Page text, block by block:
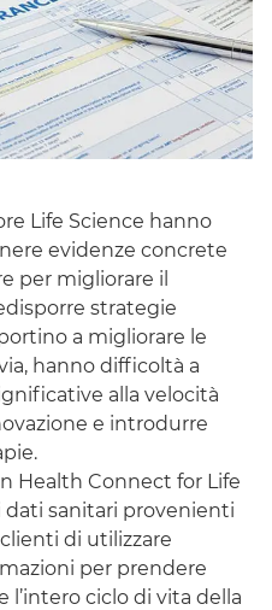
Life Science hanno
evidenze concrete
per migliorare il
strategie
a migliorare le
hanno difficoltà a
alla velocità
e introdurre
Health Connect for Life
dati sanitari provenienti
di utilizzare
per prendere
ciclo di vita della